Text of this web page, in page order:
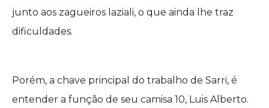
junto aos zagueiros laziali, o que ainda lhe traz
dificuldades.
Porém, a chave principal do trabalho de Sarri, é
entender a função de seu camisa 10, Luis Alberto.